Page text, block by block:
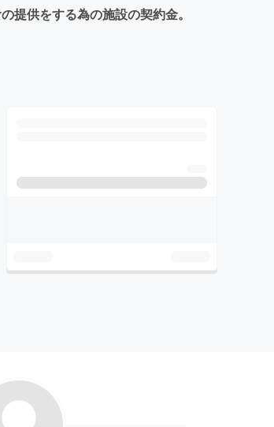
提供をする為の施設の契約金。